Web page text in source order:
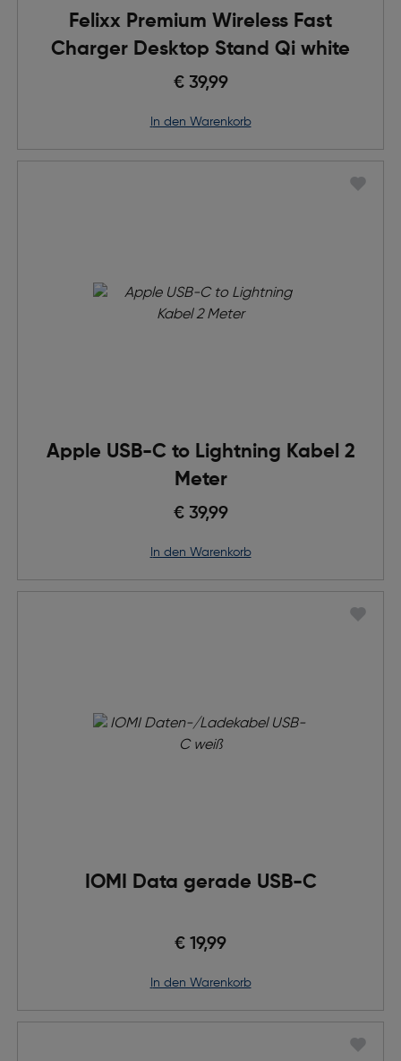
Felixx Premium Wireless Fast
Charger Desktop Stand Qi white
€ 39,99
in den Warenkorb
Apple USB-C to Lightning Kabel 2
Meter
€ 39,99
in den Warenkorb
IOMI Data gerade USB-C
€ 19,99
in den Warenkorb